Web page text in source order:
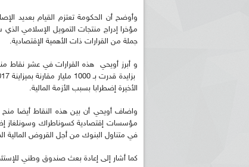
وأوضح أن الحكومة تعتزم القيام بعديد
مؤخرا إدراج منتجات التمويل الإسلامي
جملة من القرارات ذات الأهمية الإقتصادية.
الأخيرة إضطرابا بسبب الأزمة المالية.
واضاف أويحي أن بين هذه النقاط أيضا
مؤسسات إقتصادية كسوناطراك وسونلغاز
في متناول البنوك من أجل القروض المالية
كما أشار إلى إعادة بعث صندوق وطني